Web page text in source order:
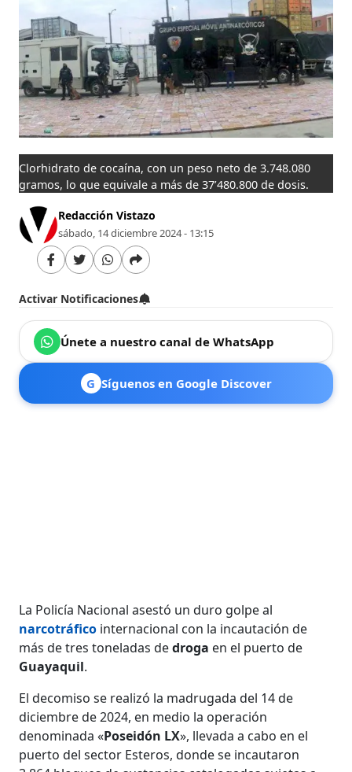
Clorhidrato de cocaína, con un peso neto de 3.748.080
gramos, lo que equivale a más de 37’480.800 de dosis.
Redacción Vistazo
sábado, 14 diciembre 2024 - 13:15
Activar Notificaciones
Únete a nuestro canal de WhatsApp
G Síguenos en Google Discover
La Policía Nacional asestó un duro golpe al
narcotráfico internacional con la ​​​​incautación de
más de tres toneladas dedroga en el puerto de
Guayaquil​​​​​​.
El decomiso se realizó la madrugada del 14 de
diciembre de 2024, en medio la operación
denominada «Poseidón LX», llevada a cabo en el
puerto del sector Esteros, donde se incautaron